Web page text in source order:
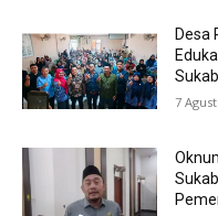
Desa
7